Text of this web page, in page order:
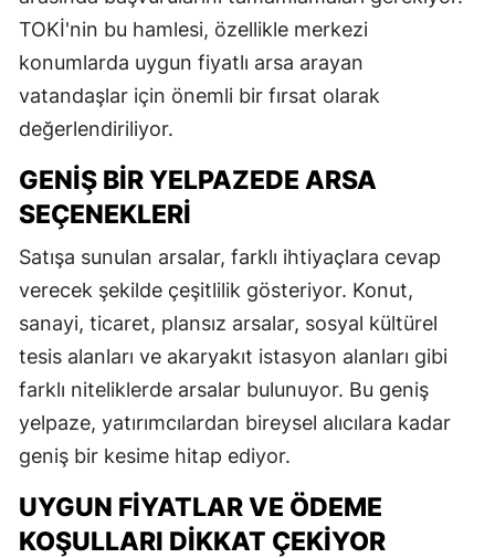
TOKİ'nin bu hamlesi, özellikle merkezi
konumlarda uygun fiyatlı arsa arayan
vatandaşlar için önemli bir fırsat olarak
değerlendiriliyor.
GENIŞ BIR YELPAZEDE ARSA
SEÇENEKLERI
Satışa sunulan arsalar, farklı ihtiyaçlara cevap
verecek şekilde çeşitlilik gösteriyor. Konut,
sanayi, ticaret, plansız arsalar, sosyal kültürel
tesis alanları ve akaryakıt istasyon alanları gibi
farklı niteliklerde arsalar bulunuyor. Bu geniş
yelpaze, yatırımcılardan bireysel alıcılara kadar
geniş bir kesime hitap ediyor.
UYGUN FIYATLAR VE ÖDEME
KOŞULLARI DIKKAT ÇEKIYOR